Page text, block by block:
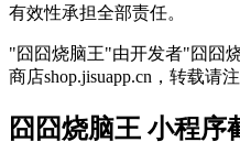
有效性承担全部责任。
"囧囧烧脑王"由开发者"囧囧
商店shop.jisuapp.cn，转载请
囧囧烧脑王 小程序